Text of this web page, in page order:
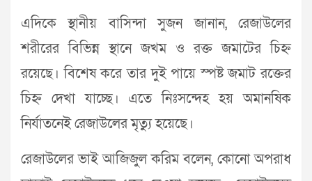
এদিকে স্থানীয় বা‌সিন্দা সুজন জানান, রেজাউ‌লের
শরী‌রের বি‌ভিন্ন স্থানে জখ‌ম ও রক্ত জমাটের চিহ্ন
র‌য়ে‌ছে। বি‌শেষ ক‌রে তার দুই পা‌য়ে স্পষ্ট জমাট র‌ক্তের
চিহ্ন দেখা যা‌চ্ছে। এতে নিঃস‌ন্দে‌হ হয় অমান‌ষিক
নির্যাত‌নেই রেজাউ‌লের মৃত্যু হ‌য়ে‌ছে।
রেজাউ‌লের ভাই আজিজুল ক‌রিম ব‌লেন, কো‌নো অপরাধ